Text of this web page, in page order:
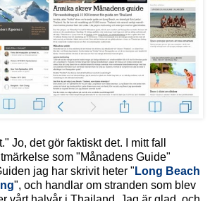
Jo, det gör faktiskt det. I mitt fall
som "Månadens Guide"
jag har skrivit heter " Long Beach
", och handlar om stranden som blev